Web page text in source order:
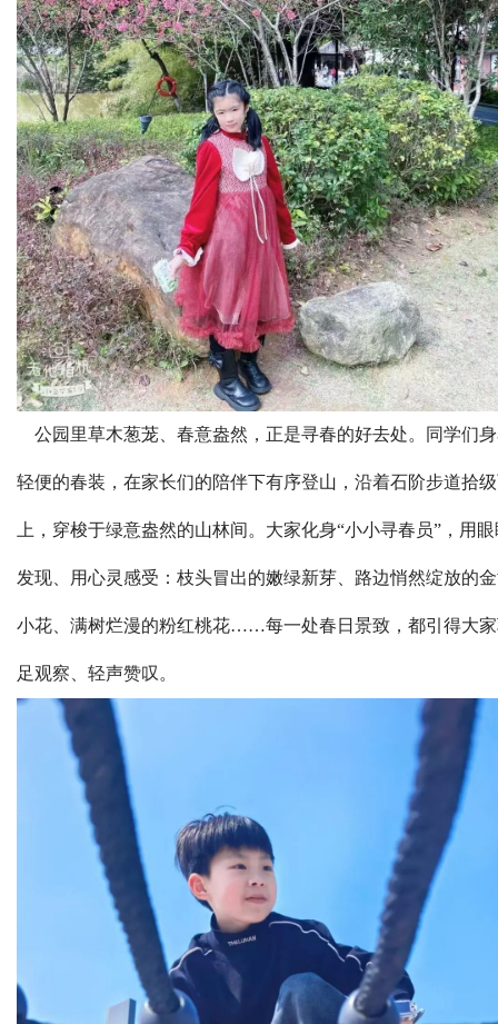
公园里草木葱茏、春意盎然，正是寻春的好去处。同学们
轻便的春装，在家长们的陪伴下有序登山，沿着石阶步道拾
上，穿梭于绿意盎然的山林间。大家化身“小小寻春员”，用
发现、用心灵感受：枝头冒出的嫩绿新芽、路边悄然绽放的
小花、满树烂漫的粉红桃花……每一处春日景致，都引得大
足观察、轻声赞叹。